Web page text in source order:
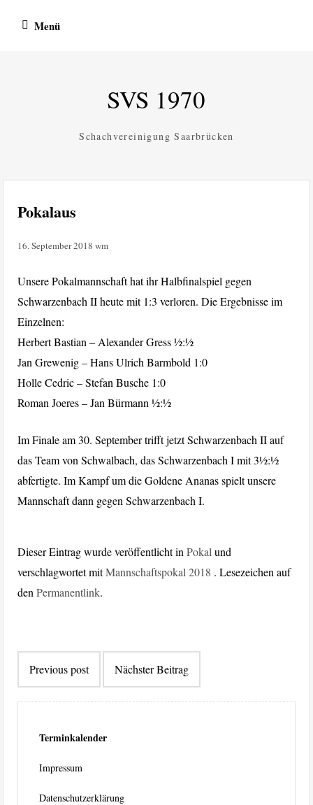
Inhalt Menü
SVS 1970
Schachvereinigung Saarbrücken
Pokalaus
16. September 2018 wm
Unsere Pokalmannschaft hat ihr Halbfinalspiel gegen
Schwarzenbach II heute mit 1:3 verloren. Die Ergebnisse im
Einzelnen:
Herbert Bastian – Alexander Gress ½:½
Jan Grewenig – Hans Ulrich Barmbold 1:0
Holle Cedric – Stefan Busche 1:0
Roman Joeres – Jan Bürmann ½:½
Im Finale am 30. September trifft jetzt Schwarzenbach II auf
das Team von Schwalbach, das Schwarzenbach I mit 3½:½
abfertigte. Im Kampf um die Goldene Ananas spielt unsere
Mannschaft dann gegen Schwarzenbach I.
Dieser Eintrag wurde veröffentlicht inPokal und
verschlagwortet mitMannschaftspokal 2018 . Lesezeichen auf
denPermanentlink.
Previous post Nächster Beitrag
Terminkalender
Impressum
Datenschutzerklärung